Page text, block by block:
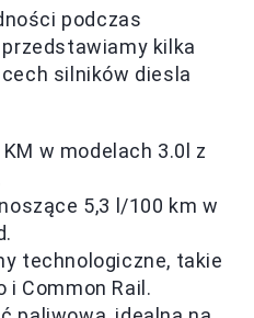
podczas
kilka
silników diesla
w modelach 3.0l z
5,3 l/100 km w
technologiczne, takie
i Common Rail.